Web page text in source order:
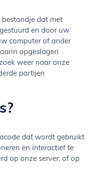
bestandje dat met
en door uw
computer of ander
opgeslagen
weer naar onze
partijen
dat wordt gebruikt
en interactief te
op onze server, of op